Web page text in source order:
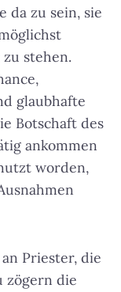
da zu sein, sie
stehen.
glaubhafte
Botschaft des
ankommen
worden,
Priester, die
zögern die